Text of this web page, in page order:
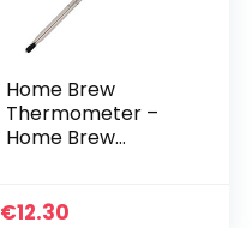
Home Brew
Thermometer –
Home Brew
r voor wijn en bier
€12.30